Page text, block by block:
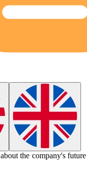
about the company's future